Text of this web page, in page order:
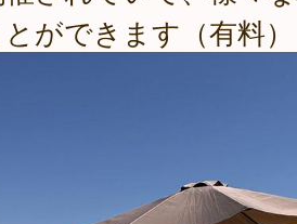
ができます（有料）